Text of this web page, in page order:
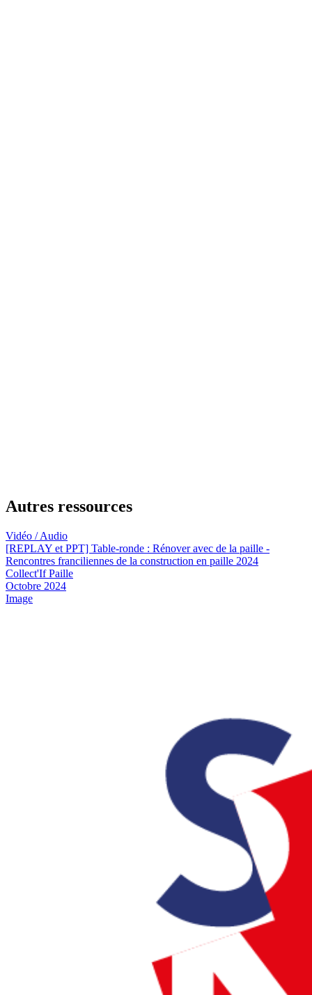
Autres ressources
Vidéo / Audio
[REPLAY et PPT] Table-ronde : Rénover avec de la paille -
Rencontres franciliennes de la construction en paille 2024
Collect'If Paille
Octobre 2024
Image